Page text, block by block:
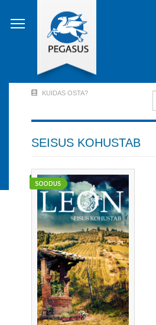
edasi
põhisisu
Account
Menu
out)
KUIDAS OSTA?
SEISUS KOHUSTAB